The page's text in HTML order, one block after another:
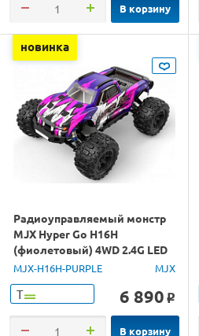
В корзину
новинка
Радиоуправляемый монстр
MJX Hyper Go H16H
(фиолетовый) 4WD 2.4G LED
GPS 1/16 RTR
MJX-H16H-PURPLE MJX
Т 6 890 o
В корзину